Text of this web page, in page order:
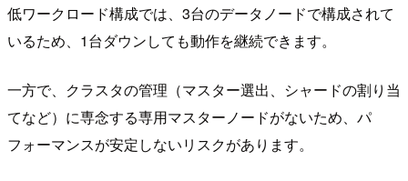
低ワークロード構成では、3台のデータノードで構成されて
いるため、1台ダウンしても動作を継続できます。
一方で、クラスタの管理（マスター選出、シャードの割り当
てなど）に専念する専用マスターノードがないため、パ
フォーマンスが安定しないリスクがあります。